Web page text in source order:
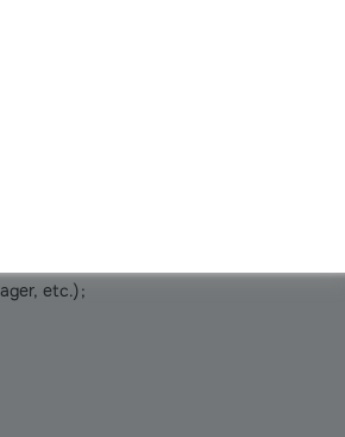
?
d’une personne âgée sont atteintes ? Ces
etc.) ;